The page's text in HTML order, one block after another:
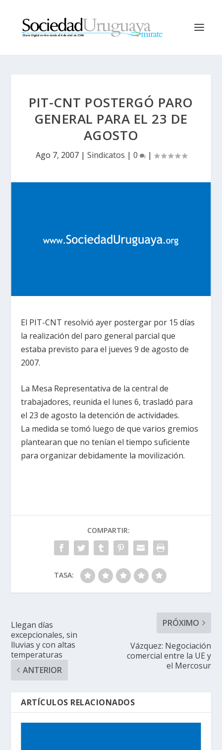
PIT-CNT POSTERGÓ PARO
GENERAL PARA EL 23 DE
AGOSTO
Ago 7, 2007| Sindicatos | 0 |
El PIT-CNT resolvió ayer postergar por 15 días
la realización del paro general parcial que
estaba previsto para el jueves 9 de agosto de
2007.
La Mesa Representativa de la central de
trabajadores, reunida el lunes 6, trasladó para
el 23 de agosto la detención de actividades.
La medida se tomó luego de que varios gremios
plantearan que no tenían el tiempo suficiente
para organizar debidamente la movilización.
COMPARTIR:
TASA:
Llegan días
excepcionales, sin
lluvias y con altas
temperaturas
ANTERIOR
PRÓXIMO
Vázquez: Negociación
comercial entre la UE y
el Mercosur
ARTÍCULOS RELACIONADOS